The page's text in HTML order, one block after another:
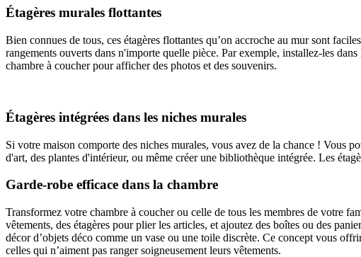
Étagères murales flottantes
Bien connues de tous, ces étagères flottantes qu’on accroche au mur sont
rangements ouverts dans n'importe quelle pièce. Par exemple, installez-les
chambre à coucher pour afficher des photos et des souvenirs.
Étagères intégrées dans les niches murales
Si votre maison comporte des niches murales, vous avez de la chance ! Vous
d'art, des plantes d'intérieur, ou même créer une bibliothèque intégrée. Les
Garde-robe efficace dans la chambre
Transformez votre chambre à coucher ou celle de tous les membres de votre
vêtements, des étagères pour plier les articles, et ajoutez des boîtes ou des
décor d’objets déco comme un vase ou une toile discrète. Ce concept vous
celles qui n’aiment pas ranger soigneusement leurs vêtements.